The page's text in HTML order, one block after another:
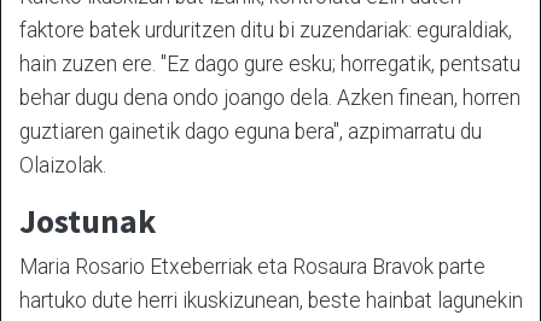
faktore batek urduritzen ditu bi zuzendariak: eguraldiak,
hain zuzen ere. "Ez dago gure esku; horregatik, pentsatu
behar dugu dena ondo joango dela. Azken finean, horren
guztiaren gainetik dago eguna bera", azpimarratu du
Olaizolak.
Jostunak
Maria Rosario Etxeberriak eta Rosaura Bravok parte
hartuko dute herri ikuskizunean, beste hainbat lagunekin